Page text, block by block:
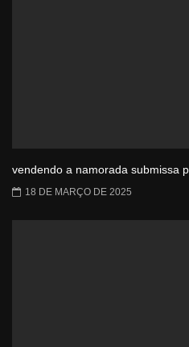
vendendo a namorada submissa
18 DE MARÇO DE 2025